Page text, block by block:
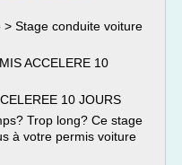
Stage conduite voiture
ACCELERE 10
10 JOURS
Trop long? Ce stage
à votre permis voiture